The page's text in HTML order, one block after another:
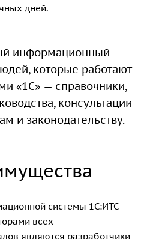
дней.
информационный
которые работают
«1С» — справочники,
консультации
и законодательству.
системы 1С:ИТС
всех
являются разработчики